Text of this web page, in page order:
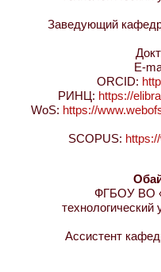
Заведующий
E-
ORCID:
РИНЦ: https://
WoS: https://
SCOPUS:
ФГБОУ ВО
Ассистент